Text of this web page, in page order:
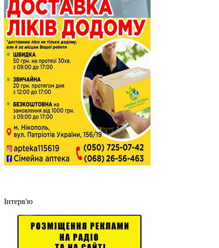
Інтерв'ю